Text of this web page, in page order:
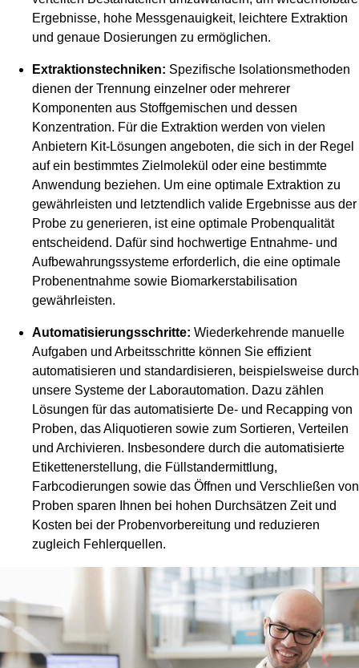
Ergebnisse, hohe Messgenauigkeit, leichtere Extraktion
und genaue Dosierungen zu ermöglichen.
Extraktionstechniken: Spezifische Isolationsmethoden
dienen der Trennung einzelner oder mehrerer
Komponenten aus Stoffgemischen und dessen
Konzentration. Für die Extraktion werden von vielen
Anbietern Kit-Lösungen angeboten, die sich in der Regel
auf ein bestimmtes Zielmolekül oder eine bestimmte
Anwendung beziehen. Um eine optimale Extraktion zu
gewährleisten und letztendlich valide Ergebnisse aus der
Probe zu generieren, ist eine optimale Probenqualität
entscheidend. Dafür sind hochwertige Entnahme- und
Aufbewahrungssysteme erforderlich, die eine optimale
Probenentnahme sowie Biomarkerstabilisation
gewährleisten.
Automatisierungsschritte: Wiederkehrende manuelle
Aufgaben und Arbeitsschritte können Sie effizient
automatisieren und standardisieren, beispielsweise durch
unsere Systeme der Laborautomation. Dazu zählen
Lösungen für das automatisierte De- und Recapping von
Proben, das Aliquotieren sowie zum Sortieren, Verteilen
und Archivieren. Insbesondere durch die automatisierte
Etikettenerstellung, die Füllstandermittlung,
Farbcodierungen sowie das Öffnen und Verschließen von
Proben sparen Ihnen bei hohen Durchsätzen Zeit und
Kosten bei der Probenvorbereitung und reduzieren
zugleich Fehlerquellen.